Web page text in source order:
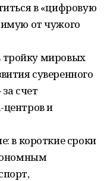
в «цифровую
от чужого
тройку мировых
суверенного
счет
и
в короткие сроки